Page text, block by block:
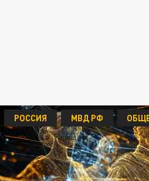
РОССИЯ МВД РФ